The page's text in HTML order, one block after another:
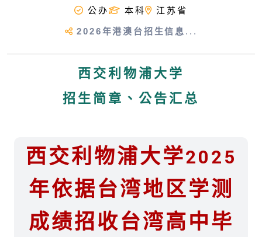
公办 本科 江苏省
2026年港澳台招生信息 ...
西交利物浦大学
招生简章、公告汇总
西交利物浦大学2025
年依据台湾地区学测
成绩招收台湾高中毕